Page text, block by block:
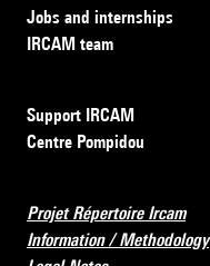
Jobs and internships
IRCAM team
Support IRCAM
Centre Pompidou
Projet Répertoire Ircam
Information / Methodology